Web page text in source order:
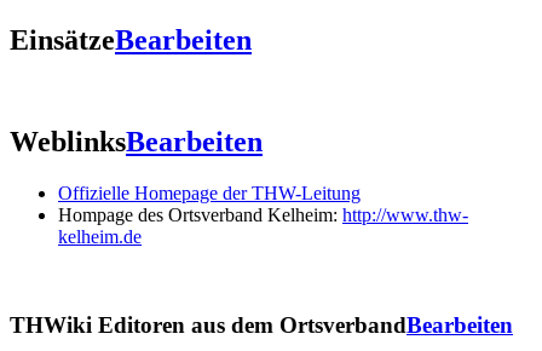
EinsätzeBearbeiten
WeblinksBearbeiten
Offizielle Homepage der THW-Leitung
Hompage des Ortsverband Kelheim: http://www.thw-
kelheim.de
THWiki Editoren aus dem OrtsverbandBearbeiten